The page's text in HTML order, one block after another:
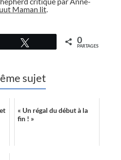
Maman lit.
0
PARTAGES
sujet
« Un régal du début à la
fin ! »